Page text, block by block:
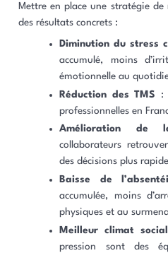
Mettre en place une stratégie
des résultats concrets :
Diminution du stress
accumulé, moins
émotionnelle au
Réduction des TMS
:
professionnelles en
Amélioration de
collaborateurs
des décisions plus
Baisse de
accumulée, moins
physiques et au
Meilleur climat social
pression sont des